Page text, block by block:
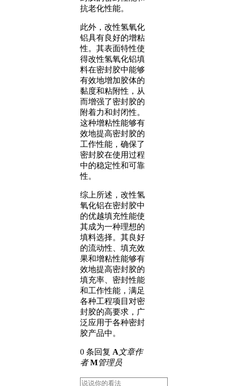
抗老化性能。
此外，改性氢氧化
铝具有良好的增粘
性。其表面特性使
得改性氢氧化铝填
料在密封胶中能够
有效地增加胶体的
黏度和粘附性，从
而增强了密封胶的
附着力和封闭性。
这种增粘性能够有
效地提高密封胶的
工作性能，确保了
密封胶在使用过程
中的稳定性和可靠
性。
综上所述，改性氢
氧化铝在密封胶中
的优越填充性能使
其成为一种理想的
填料选择。其良好
的流动性、填充效
果和增粘性能够有
效地提高密封胶的
填充率、密封性能
和工作性能，满足
各种工程项目对密
封胶的高要求，广
泛应用于各种密封
胶产品中。
0 条回复 A文章作
者 M管理员